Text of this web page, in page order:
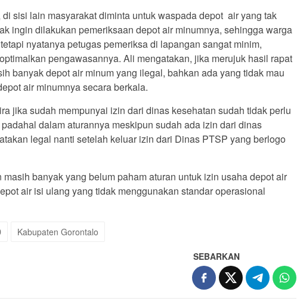
sisi lain masyarakat diminta untuk waspada depot air yang tak
ingin dilakukan pemeriksaan depot air minumnya, sehingga warga
nyatanya petugas pemeriksa di lapangan sangat minim,
pengawasannya. Ali mengatakan, jika merujuk hasil rapat
banyak depot air minum yang ilegal, bahkan ada yang tidak mau
air minumnya secara berkala.
jika sudah mempunyai izin dari dinas kesehatan sudah tidak perlu
dalam aturannya meskipun sudah ada izin dari dinas
legal nanti setelah keluar izin dari Dinas PTSP yang berlogo
banyak yang belum paham aturan untuk izin usaha depot air
air isi ulang yang tidak menggunakan standar operasional
Kabupaten Gorontalo
SEBARKAN